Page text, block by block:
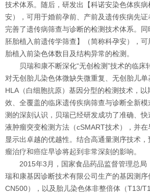
技术体系。随后，研发出【科诺安染色体疾
安），可用于婚前孕前、产前及遗传疾病先
完善了遗传病筛查与诊断的检测技术体系。
胚胎植入前遗传学筛查】（简称科孕安），
胎植入前染色体数目及结构异常的检测。
贝瑞和康不断深化“无创检测”技术的临床
对无创胎儿染色体微缺失微重复、无创胎儿
HLA（白细胞抗原）基因分型的检测技术，
效、全覆盖的临床遗传疾病筛查与诊断全新
测的深刻认识，贝瑞已经研发成功了准确、
液肿瘤突变检测方法（cSMART技术），并
显示出卓越的优越性。结合高通量测序技术
瘤治疗和癌症早诊将起到非常深刻的影响。
2015年3月，国家食品药品监督管理总局
瑞和康基因诊断技术有限公司生产的基因测序
CN500），以及胎儿染色体非整倍体（T13/